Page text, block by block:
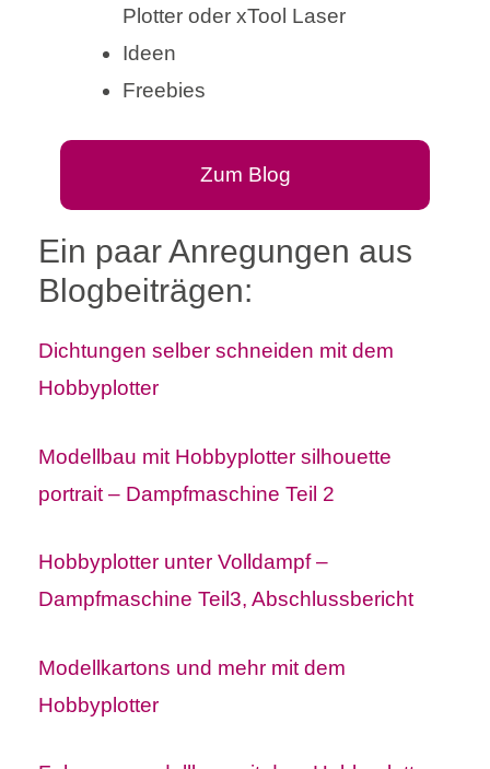
Plotter oder xTool Laser
Ideen
Freebies
Zum Blog
Ein paar Anregungen aus
Blogbeiträgen:
Dichtungen selber schneiden mit dem
Hobbyplotter
Modellbau mit Hobbyplotter silhouette
portrait – Dampfmaschine Teil 2
Hobbyplotter unter Volldampf –
Dampfmaschine Teil3, Abschlussbericht
Modellkartons und mehr mit dem
Hobbyplotter